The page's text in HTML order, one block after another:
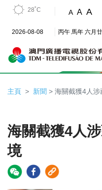
28˚C A A A
2026-08-08 丙午 馬年 六月
主頁 新聞 > 海關截獲4人
海關截獲4人
境